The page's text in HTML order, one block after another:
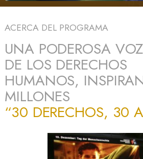
ACERCA DEL PROGRAMA
UNA PODEROSA
DE LOS DERECHOS
HUMANOS,
MILLONES
“30 DERECHOS, 30